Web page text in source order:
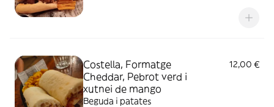
Costella, Formatge
Cheddar, Pebrot verd i
xutnei de mango
12,00 €
Beguda i patates